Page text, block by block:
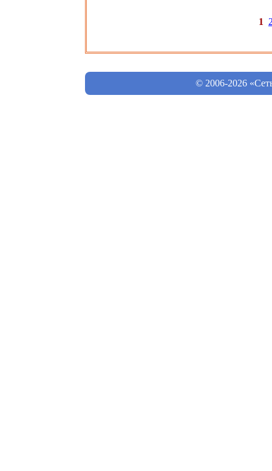
1
© 2006-2026